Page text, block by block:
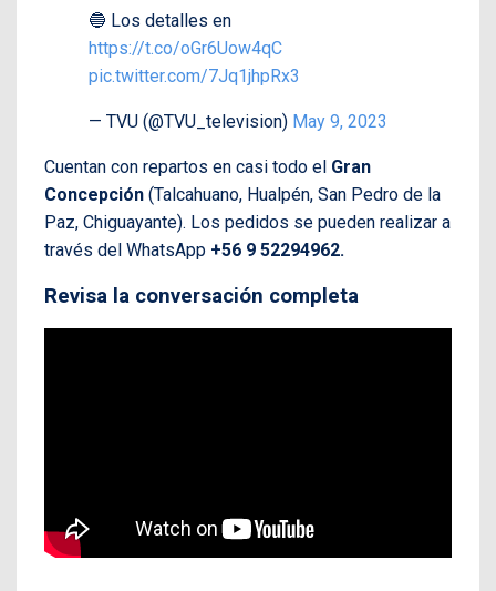
🔵 Los detalles en
https://t.co/oGr6Uow4qC
pic.twitter.com/7Jq1jhpRx3
— TVU (@TVU_television) May 9, 2023
Cuentan con repartos en casi todo el Gran
Concepción (Talcahuano, Hualpén, San Pedro de la
Paz, Chiguayante). Los pedidos se pueden realizar a
través del WhatsApp +56 9 52294962.
Revisa la conversación completa